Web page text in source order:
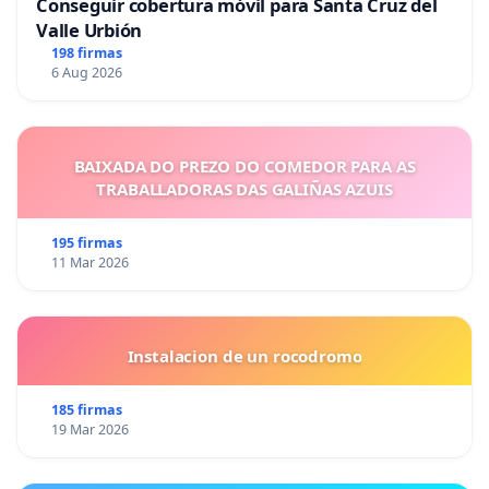
Valle Urbión
198 firmas
6 Aug 2026
BAIXADA DO PREZO DO COMEDOR PARA AS
TRABALLADORAS DAS GALIÑAS AZUIS
195 firmas
11 Mar 2026
Instalacion de un rocodromo
185 firmas
19 Mar 2026